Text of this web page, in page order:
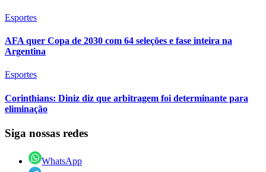
Esportes
AFA quer Copa de 2030 com 64 seleções e fase inteira na
Argentina
Esportes
Corinthians: Diniz diz que arbitragem foi determinante para
eliminação
Siga nossas redes
WhatsApp